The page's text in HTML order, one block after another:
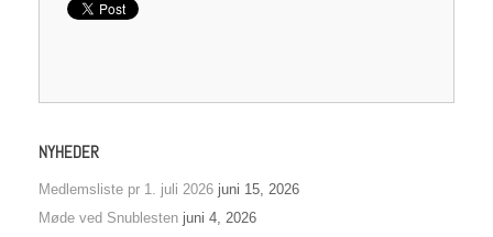
NYHEDER
Medlemsliste pr 1. juli 2026 juni 15, 2026
Møde ved Snublesten juni 4, 2026